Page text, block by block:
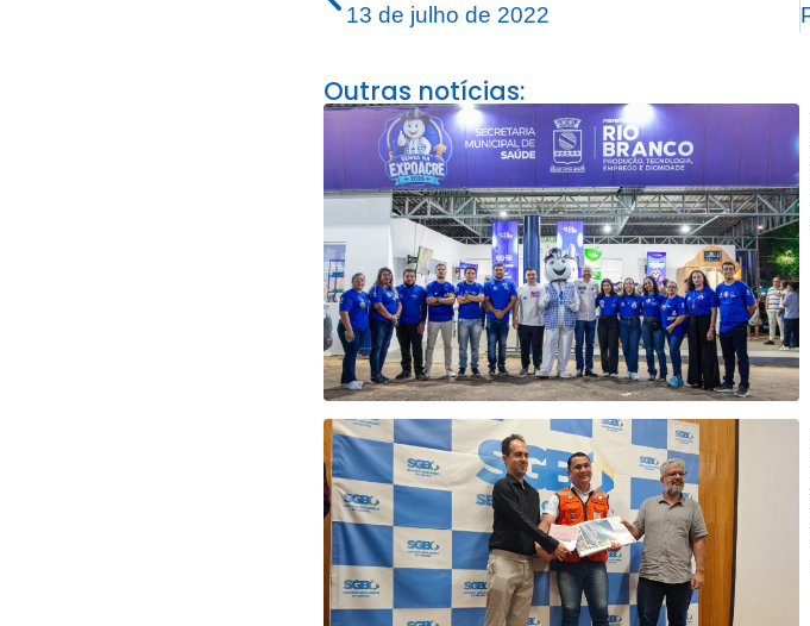
13 de julho de 2022
Outras notícias: